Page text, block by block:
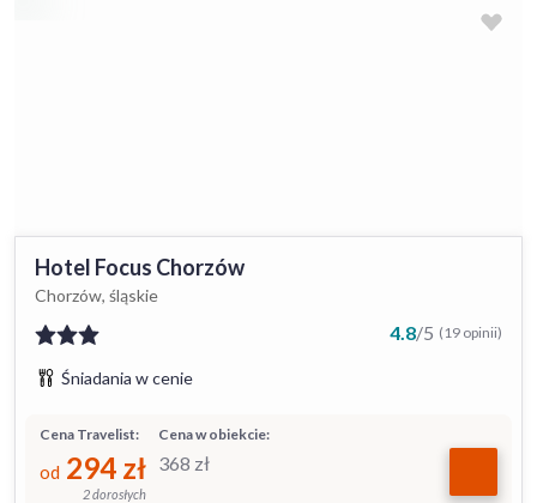
Hotel Focus Chorzów
Chorzów, śląskie
4.8/5 (19 opinii)
Śniadania w cenie
Cena w obiekcie:
368 zł
Cena Travelist:
od 294 zł
2 dorosłych